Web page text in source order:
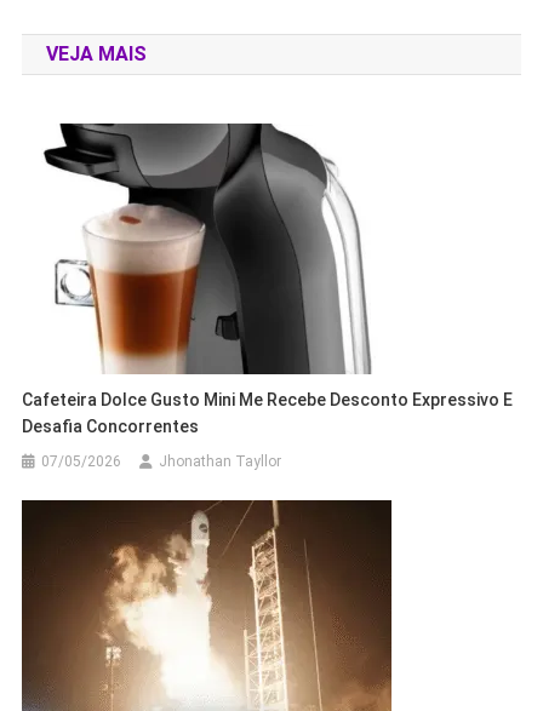
de
Post
VEJA MAIS
Cafeteira Dolce Gusto Mini Me Recebe Desconto Expressivo E
Desafia Concorrentes
07/05/2026 Jhonathan Tayllor